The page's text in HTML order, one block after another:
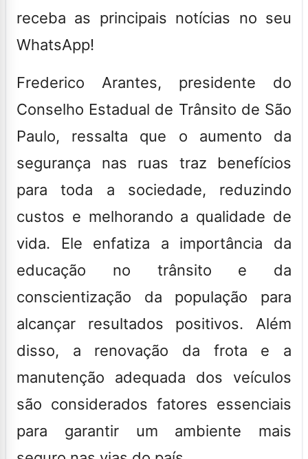
receba as principais notícias no seu
WhatsApp!
Frederico Arantes, presidente do
Conselho Estadual de Trânsito de São
Paulo, ressalta que o aumento da
segurança nas ruas traz benefícios
para toda a sociedade, reduzindo
custos e melhorando a qualidade de
vida. Ele enfatiza a importância da
educação no trânsito e da
conscientização da população para
alcançar resultados positivos. Além
disso, a renovação da frota e a
manutenção adequada dos veículos
são considerados fatores essenciais
para garantir um ambiente mais